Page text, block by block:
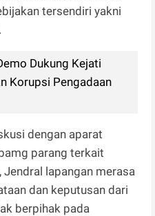
tersendiri yakni
Dukung Kejati
Korupsi Pengadaan
dengan aparat
parang terkait
lapangan merasa
dan keputusan dari
berpihak pada